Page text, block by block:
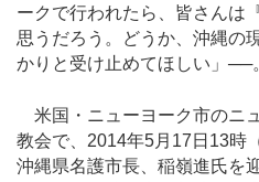
ークで行われたら、皆さんは
思うだろう。どうか、沖縄の
かりと受け止めてほしい」──
米国・ニューヨーク市のニ
教会で、2014年5月17日13時
沖縄県名護市長、稲嶺進氏を